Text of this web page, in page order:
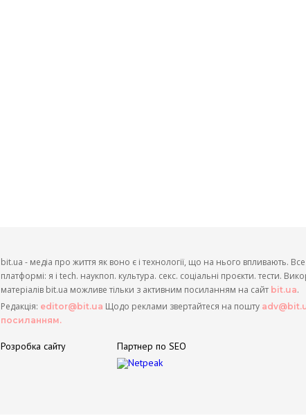
bit.ua - медіа про життя як воно є і технології, що на нього впливають.
платформі: я і tech. наукпоп. культура. секс. соціальні проєкти. тести.
матеріалів bit.ua можливе тільки з активним посиланням на сайт bit.ua.
Редакція: editor@bit.ua Щодо реклами звертайтеся на пошту
посиланням.
Розробка сайту Партнер по SEO